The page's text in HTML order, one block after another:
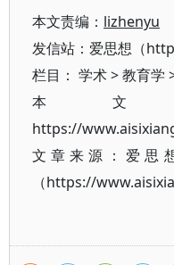
本文责编： lizhenyu
发信站：爱思想（
栏目： 学术>教育学
本文
https://
文章来源：爱思
（https://